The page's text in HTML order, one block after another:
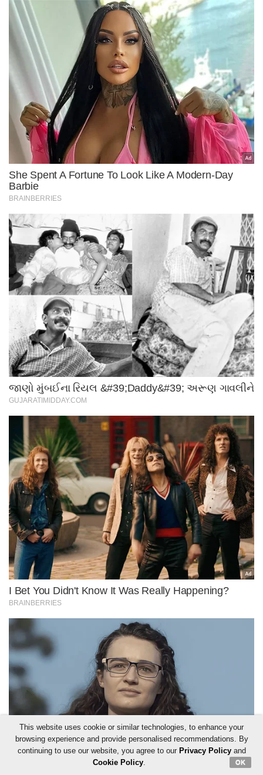
This website uses cookie or similar technologies, to enhance your
browsing experience and provide personalised recommendations. By
continuing to use our website, you agree to our Privacy Policyand
Cookie Policy. OK